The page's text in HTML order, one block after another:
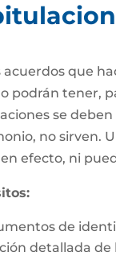
acuerdos que
podrán tener,
se
no sirven.
efecto, ni
de
detallada de